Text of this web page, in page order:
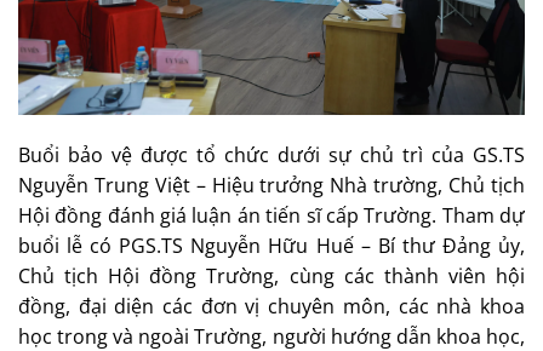
Buổi bảo vệ được tổ chức dưới sự chủ trì của GS.TS
Nguyễn Trung Việt – Hiệu trưởng Nhà trường, Chủ tịch
Hội đồng đánh giá luận án tiến sĩ cấp Trường. Tham dự
buổi lễ có PGS.TS Nguyễn Hữu Huế – Bí thư Đảng ủy,
Chủ tịch Hội đồng Trường, cùng các thành viên hội
đồng, đại diện các đơn vị chuyên môn, các nhà khoa
học trong và ngoài Trường, người hướng dẫn khoa học,